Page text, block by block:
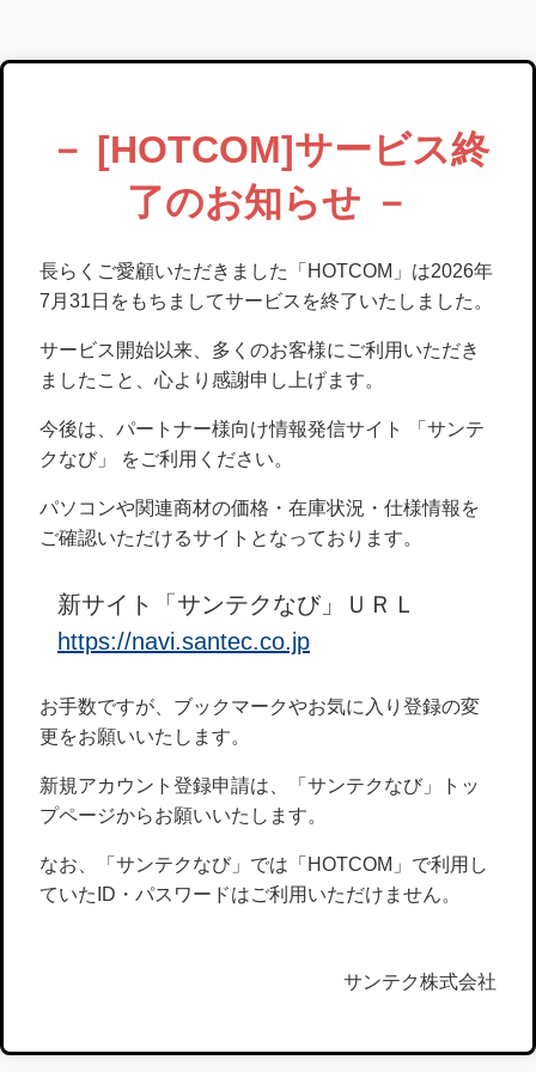
－ [HOTCOM]サービス終
了のお知らせ －
長らくご愛顧いただきました「HOTCOM」は2026年
7月31日をもちましてサービスを終了いたしました。
サービス開始以来、多くのお客様にご利用いただき
ましたこと、心より感謝申し上げます。
今後は、パートナー様向け情報発信サイト 「サンテ
クなび」 をご利用ください。
パソコンや関連商材の価格・在庫状況・仕様情報を
ご確認いただけるサイトとなっております。
新サイト「サンテクなび」ＵＲＬ
https://navi.santec.co.jp
お手数ですが、ブックマークやお気に入り登録の変
更をお願いいたします。
新規アカウント登録申請は、「サンテクなび」トッ
プページからお願いいたします。
なお、「サンテクなび」では「HOTCOM」で利用し
ていたID・パスワードはご利用いただけません。
サンテク株式会社